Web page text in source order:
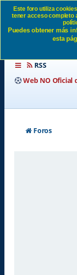
Borrar
RSS
Web NO Oficial
Foros
Este foro utiliza
tener acceso completo
Puedes obtener más
esta